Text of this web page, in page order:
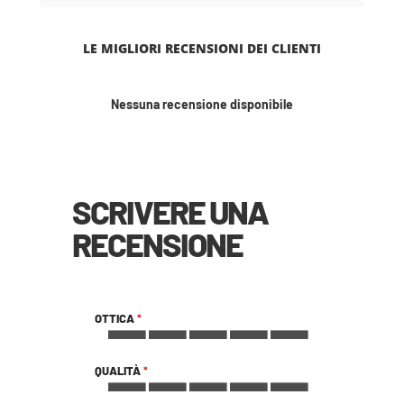
LE MIGLIORI RECENSIONI DEI CLIENTI
Nessuna recensione disponibile
SCRIVERE UNA
RECENSIONE
OTTICA
star
stars
stars
stars
stars
QUALITÀ